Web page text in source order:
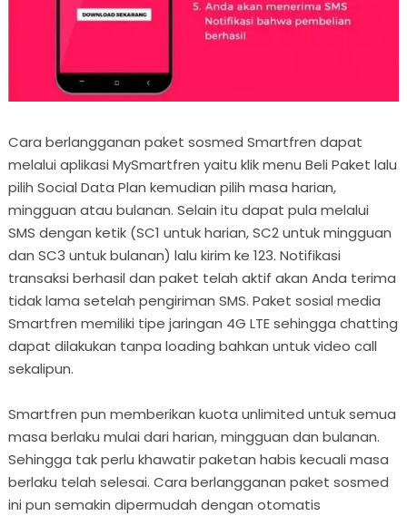
Cara berlangganan paket sosmed Smartfren dapat
melalui aplikasi MySmartfren yaitu klik menu Beli Paket lalu
pilih Social Data Plan kemudian pilih masa harian,
mingguan atau bulanan. Selain itu dapat pula melalui
SMS dengan ketik (SC1 untuk harian, SC2 untuk mingguan
dan SC3 untuk bulanan) lalu kirim ke 123. Notifikasi
transaksi berhasil dan paket telah aktif akan Anda terima
tidak lama setelah pengiriman SMS. Paket sosial media
Smartfren memiliki tipe jaringan 4G LTE sehingga chatting
dapat dilakukan tanpa loading bahkan untuk video call
sekalipun.
Smartfren pun memberikan kuota unlimited untuk semua
masa berlaku mulai dari harian, mingguan dan bulanan.
Sehingga tak perlu khawatir paketan habis kecuali masa
berlaku telah selesai. Cara berlangganan paket sosmed
ini pun semakin dipermudah dengan otomatis